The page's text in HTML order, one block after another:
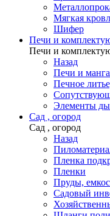
Мягкая
Шифер
Печи и
Печи и
Назад
Печи и
Печное
Элементы
Сад , огород
Сад , огород
Назад
Пленка
Пленки
Пруды,
Садовый